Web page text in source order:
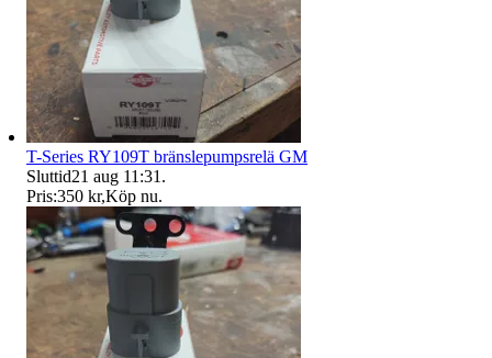
T-Series RY109T bränslepumpsrelä GM
Sluttid21 aug 11:31 .
Pris:350 kr,Köp nu.